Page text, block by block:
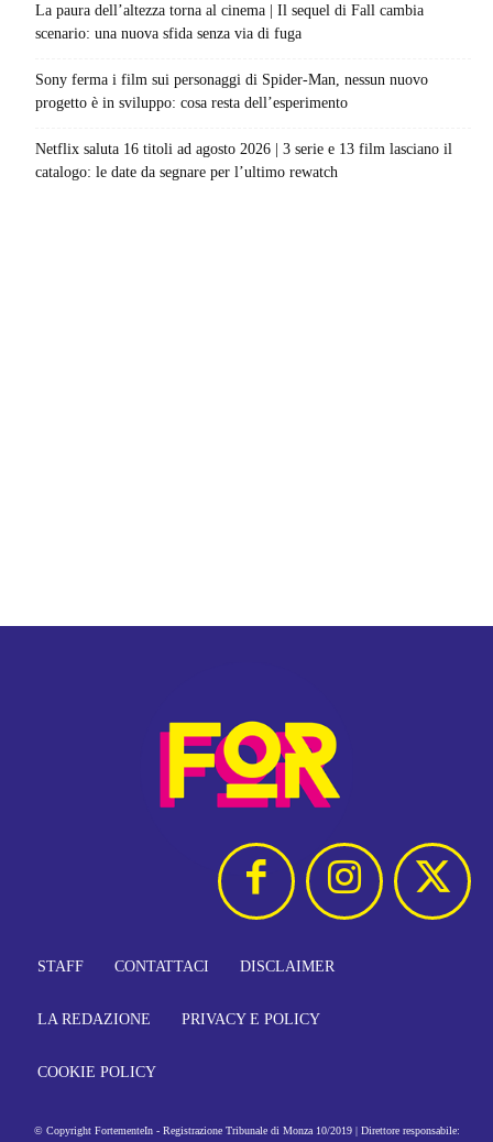
La paura dell’altezza torna al cinema | Il sequel di Fall cambia
scenario: una nuova sfida senza via di fuga
Sony ferma i film sui personaggi di Spider-Man, nessun nuovo
progetto è in sviluppo: cosa resta dell’esperimento
Netflix saluta 16 titoli ad agosto 2026 | 3 serie e 13 film lasciano il
catalogo: le date da segnare per l’ultimo rewatch
STAFF CONTATTACI DISCLAIMER
LA REDAZIONE PRIVACY E POLICY
COOKIE POLICY
© Copyright FortementeIn - Registrazione Tribunale di Monza 10/2019 | Direttore responsabile: